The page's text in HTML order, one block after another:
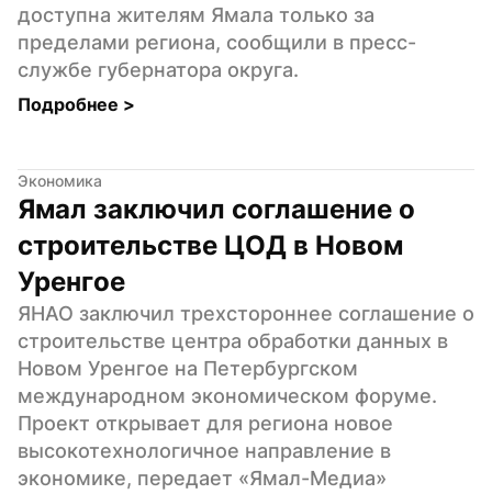
доступна жителям Ямала только за
пределами региона, сообщили в пресс-
службе губернатора округа.
Подробнее >
Экономика
Ямал заключил соглашение о
строительстве ЦОД в Новом
Уренгое
ЯНАО заключил трехстороннее соглашение о
строительстве центра обработки данных в
Новом Уренгое на Петербургском
международном экономическом форуме.
Проект открывает для региона новое
высокотехнологичное направление в
экономике, передает «Ямал-Медиа»